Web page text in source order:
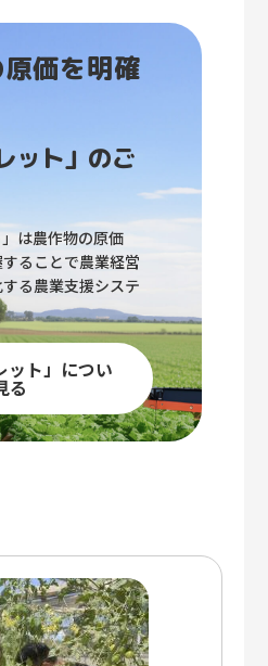
価を明確
ット」のご
」は農作物の原価
ることで農業経営
る農業支援システ
ット」につい
る